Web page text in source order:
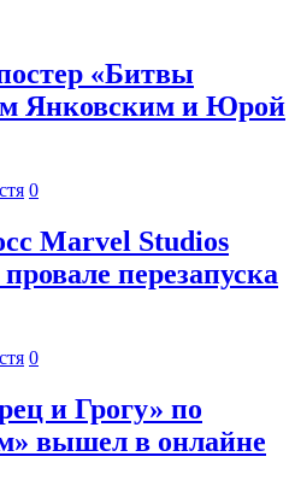
«Битвы
Янковским и Юрой
0
Marvel Studios
перезапуска
0
и Грогу» по
вышел в онлайне